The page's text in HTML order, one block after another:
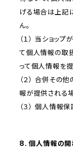
げる場合は上記
ん。
（１） 当ショッ
て個人情報の取
って個人情報を
（２） 合併その
報が提供される
（３） 個人情報
8. 個人情報の開